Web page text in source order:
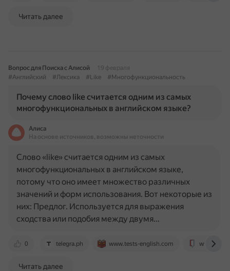
Читать далее
Вопрос для Поиска с Алисой
19 февраля
#Английский
#Лексика #Like #Многофункциональность
Почему слово like считается одним из самых
многофункциональных в английском языке?
Алиса
На основе источников, возможны неточности
0 telegra.ph www.tests-english.com
Слово «like» считается одним из самых
многофункциональных в английском языке,
потому что оно имеет множество различных
значений и форм использования. Вот некоторые из
них: Предлог. Используется для выражения
сходства или подобия между двумя…
Читать далее